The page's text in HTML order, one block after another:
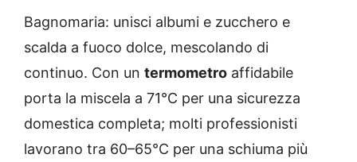
Bagnomaria: unisci albumi e zucchero e
scalda a fuoco dolce, mescolando di
continuo. Con un termometro affidabile
porta la miscela a 71°C per una sicurezza
domestica completa; molti professionisti
lavorano tra 60–65°C per una schiuma più